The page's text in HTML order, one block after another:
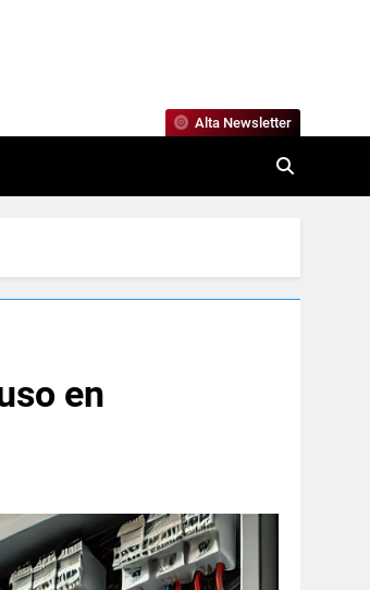
Alta Newsletter
en